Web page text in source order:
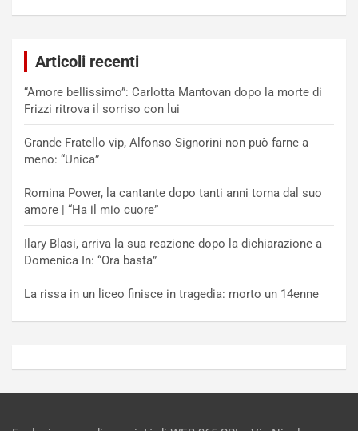
Articoli recenti
“Amore bellissimo”: Carlotta Mantovan dopo la morte di
Frizzi ritrova il sorriso con lui
Grande Fratello vip, Alfonso Signorini non può farne a
meno: “Unica”
Romina Power, la cantante dopo tanti anni torna dal suo
amore | “Ha il mio cuore”
Ilary Blasi, arriva la sua reazione dopo la dichiarazione a
Domenica In: “Ora basta”
La rissa in un liceo finisce in tragedia: morto un 14enne